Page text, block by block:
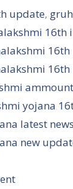
update,
16th
ammount
yojana
latest
new